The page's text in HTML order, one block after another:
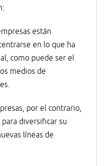
están
en lo que ha
como puede ser el
medios de
por el contrario,
diversificar su
líneas de